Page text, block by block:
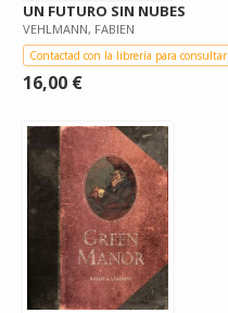
UN FUTURO SIN NUBES
VEHLMANN, FABIEN
Contactad con la librería para consultar
16,00 €